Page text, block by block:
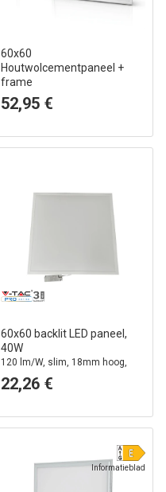
60x60
Houtwolcementpaneel +
frame
Complete set, 36W
52,95 €
60x60 backlit LED paneel,
40W
120 lm/W, slim, 18mm hoog,
witte rand
22,26 €
Informatieblad